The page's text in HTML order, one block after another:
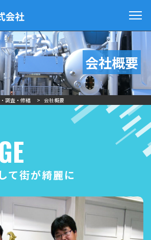
会社概要
調査・修繕 > 会社概要
て街が綺麗に